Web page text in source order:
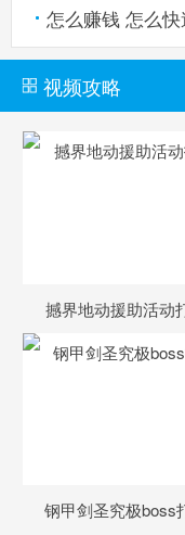
怎么赚钱 怎么快
视频攻略
撼界地动援助活动
钢甲剑圣究极boss